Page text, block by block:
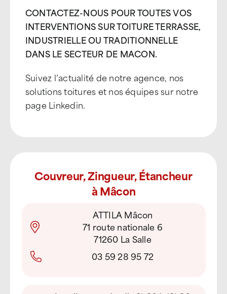
CONTACTEZ-NOUS POUR TOUTES VOS
INTERVENTIONS SUR TOITURE TERRASSE,
INDUSTRIELLE OU TRADITIONNELLE
DANS LE SECTEUR DE MACON.
Suivez l’actualité de notre agence, nos
solutions toitures et nos équipes sur notre
page Linkedin.
Couvreur, Zingueur, Étancheur
à Mâcon
ATTILA Mâcon
71 route nationale 6
71260 La Salle
03 59 28 95 72